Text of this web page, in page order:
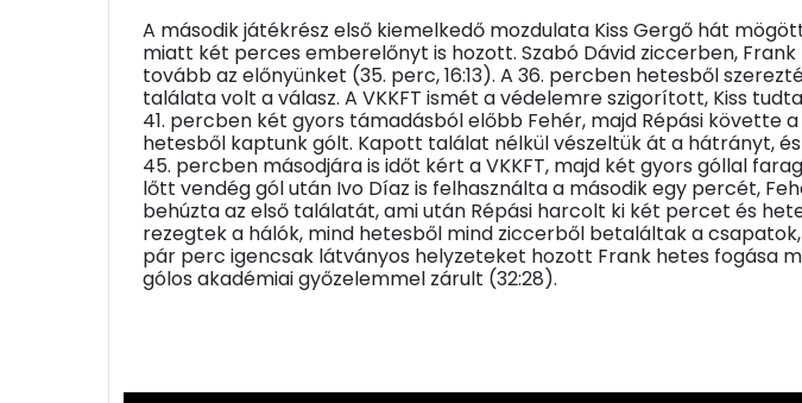
A második játékrész első kiemelkedő mozdulata Kiss Gergő hát
miatt két perces emberelőnyt is hozott. Szabó Dávid ziccerben,
tovább az előnyünket (35. perc, 16:13). A 36. percben hetesből
találata volt a válasz. A VKKFT ismét a védelemre szigorított, Kiss
41. percben két gyors támadásból előbb Fehér, majd Répási
hetesből kaptunk gólt. Kapott találat nélkül vészeltük át a hátrányt,
45. percben másodjára is időt kért a VKKFT, majd két gyors góllal
lőtt vendég gól után Ivo Díaz is felhasználta a második egy percét,
behúzta az első találatát, ami után Répási harcolt ki két percet és
rezegtek a hálók, mind hetesből mind ziccerből betaláltak a
pár perc igencsak látványos helyzeteket hozott Frank hetes fogása
gólos akadémiai győzelemmel zárult (32:28).